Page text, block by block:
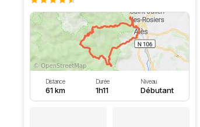
Distance
61 km
Durée
1h11
Niveau
Débutant